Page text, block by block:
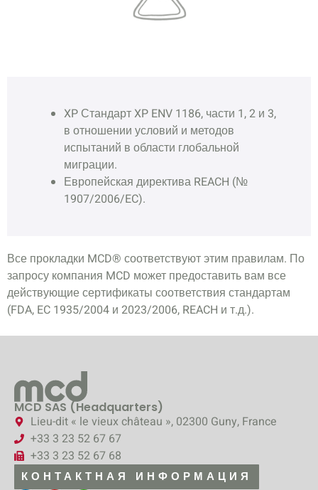
XP Стандарт XP ENV 1186, части 1, 2 и 3,
в отношении условий и методов
испытаний в области глобальной
миграции.
Европейская директива REACH (№
1907/2006/EC).
Все прокладки MCD® соответствуют этим правилам. По
запросу компания MCD может предоставить вам все
действующие сертификаты соответствия стандартам
(FDA, EC 1935/2004 и 2023/2006, REACH и т.д.).
MCD SAS (Headquarters)
Lieu-dit « le vieux château », 02300 Guny, France
+33 3 23 52 67 67
+33 3 23 52 67 68
КОНТАКТНАЯ ИНФОРМАЦИЯ